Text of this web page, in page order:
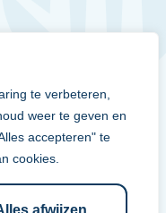
te verbeteren,
weer te geven en
accepteren" te
cookies.
afwijzen